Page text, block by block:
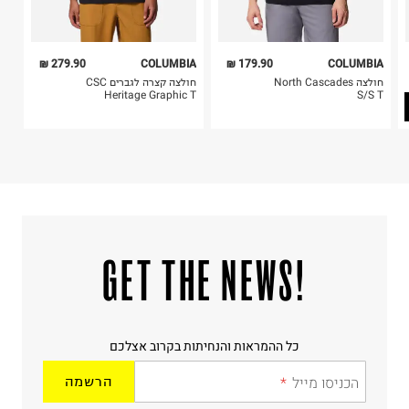
ללא סחיטה
היבואן
טרמינל איקס אונליין בע"מ
בית פוקס-רח' החרמון
279.90 ₪
COLUMBIA
חולצה קצרה לגברים CSC
Heritage Graphic T
179.90 ₪
COLUMBIA
חולצה North Cascades
S/S T
!GET THE NEWS
כל ההמראות והנחיתות בקרוב אצלכם
הכניסו מייל הרשמה